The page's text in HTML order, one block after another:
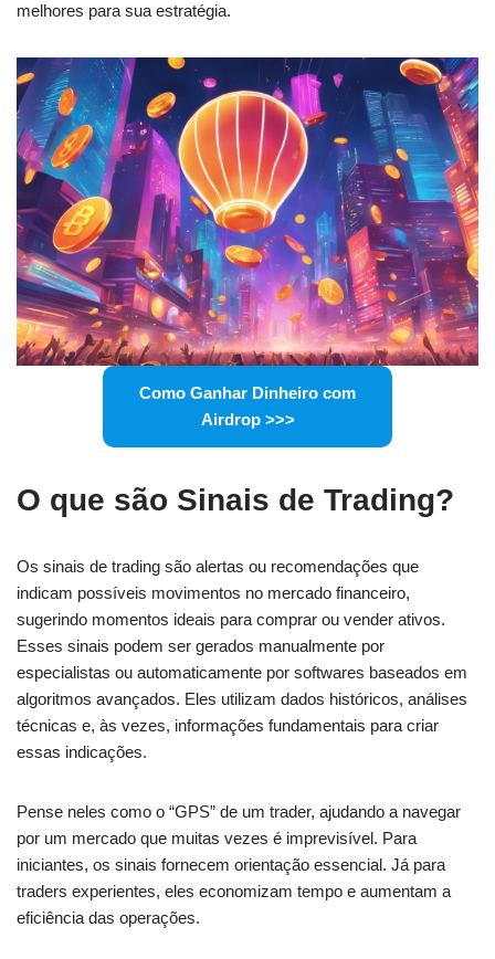
melhores para sua estratégia.
Como Ganhar Dinheiro com
Airdrop >>>
O que são Sinais de Trading?
Os sinais de trading são alertas ou recomendações que
indicam possíveis movimentos no mercado financeiro,
sugerindo momentos ideais para comprar ou vender ativos.
Esses sinais podem ser gerados manualmente por
especialistas ou automaticamente por softwares baseados em
algoritmos avançados. Eles utilizam dados históricos, análises
técnicas e, às vezes, informações fundamentais para criar
essas indicações.
Pense neles como o “GPS” de um trader, ajudando a navegar
por um mercado que muitas vezes é imprevisível. Para
iniciantes, os sinais fornecem orientação essencial. Já para
traders experientes, eles economizam tempo e aumentam a
eficiência das operações.